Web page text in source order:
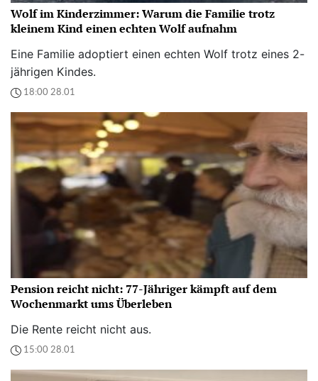
Wolf im Kinderzimmer: Warum die Familie trotz
kleinem Kind einen echten Wolf aufnahm
Eine Familie adoptiert einen echten Wolf trotz eines 2-
jährigen Kindes.
18:00 28.01
Pension reicht nicht: 77-Jähriger kämpft auf dem
Wochenmarkt ums Überleben
Die Rente reicht nicht aus.
15:00 28.01